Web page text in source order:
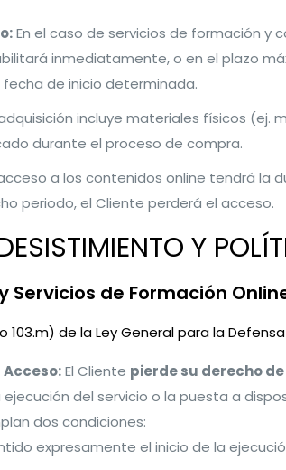
En el caso de servicios de formación y
inmediatamente, o en el plazo
de inicio determinada.
incluye materiales físicos (ej.
durante el proceso de compra.
a los contenidos online tendrá la
periodo, el Cliente perderá el acceso.
Y
Servicios de Formación
de la Ley General para la
El Cliente pierde su derecho
del servicio o la puesta a
dos condiciones:
expresamente el inicio de la